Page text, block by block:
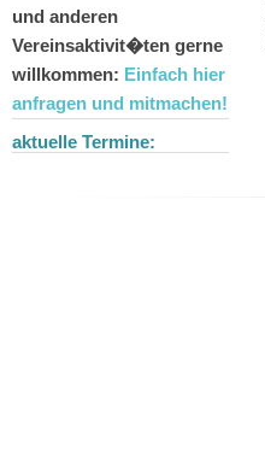
und anderen
Vereinsaktivit�ten gerne
willkommen: Einfach hier
anfragen und mitmachen!
aktuelle Termine: